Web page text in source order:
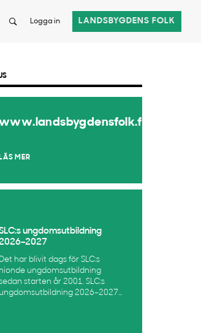
Logga in LANDSBYGDENS FOLK
LÄS MER
ungdomsutbildning
Det har blivit dags för SLC:s
nionde ungdomsutbildning
starten år 2001. SLC:s
2026–2027...